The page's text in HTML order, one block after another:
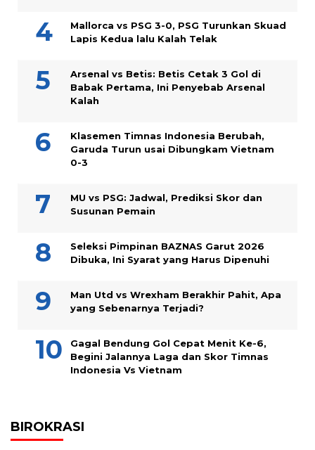
Mallorca vs PSG 3-0, PSG Turunkan Skuad
Lapis Kedua lalu Kalah Telak
Arsenal vs Betis: Betis Cetak 3 Gol di
Babak Pertama, Ini Penyebab Arsenal
Kalah
Klasemen Timnas Indonesia Berubah,
Garuda Turun usai Dibungkam Vietnam
0-3
MU vs PSG: Jadwal, Prediksi Skor dan
Susunan Pemain
Seleksi Pimpinan BAZNAS Garut 2026
Dibuka, Ini Syarat yang Harus Dipenuhi
Man Utd vs Wrexham Berakhir Pahit, Apa
yang Sebenarnya Terjadi?
Gagal Bendung Gol Cepat Menit Ke-6,
Begini Jalannya Laga dan Skor Timnas
Indonesia Vs Vietnam
BIROKRASI